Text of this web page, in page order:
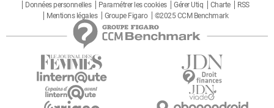
Données personnelles
Paramétrer les cookies Gérer Utiq Charte
RSS
Mentions légales
Groupe Figaro ©2025 CCM Benchmark